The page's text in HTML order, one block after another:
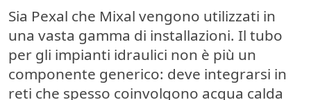
Sia Pexal che Mixal vengono utilizzati in
una vasta gamma di installazioni. Il tubo
per gli impianti idraulici non è più un
componente generico: deve integrarsi in
reti che spesso coinvolgono acqua calda